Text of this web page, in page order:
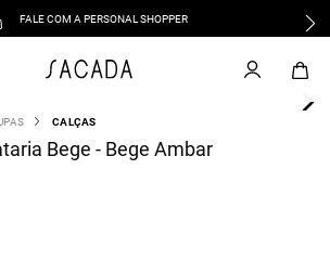
FALE COM A PERSONAL SHOPPER
CALÇAS
Bege - Bege Ambar